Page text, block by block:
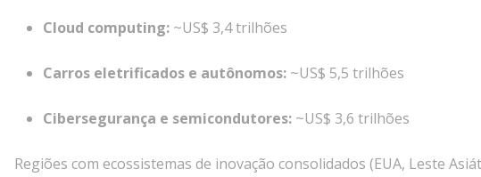
Cloud computing: ~US$ 3,4 trilhões
Carros eletrificados e autônomos: ~US$ 5,5 trilhões
Cibersegurança e semicondutores: ~US$ 3,6 trilhões
Regiões com ecossistemas de inovação consolidados (EUA, Leste